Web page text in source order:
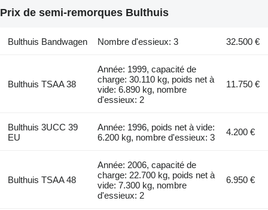
Prix de semi-remorques Bulthuis
Bulthuis Bandwagen Nombre d'essieux: 3 32.500 €
Bulthuis TSAA 38
Année: 1999, capacité de
charge: 30.110 kg, poids net à
vide: 6.890 kg, nombre
d'essieux: 2
11.750 €
Bulthuis 3UCC 39
EU
Année: 1996, poids net à vide:
6.200 kg, nombre d'essieux: 3
4.200 €
Bulthuis TSAA 48
Année: 2006, capacité de
charge: 22.700 kg, poids net à
vide: 7.300 kg, nombre
d'essieux: 2
6.950 €